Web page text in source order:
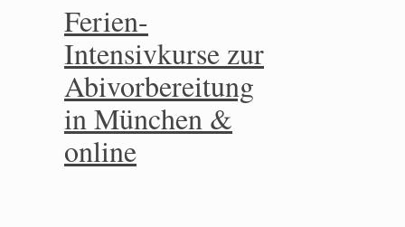
Ferien-
Intensivkurse zur
Abivorbereitung
in München &
online